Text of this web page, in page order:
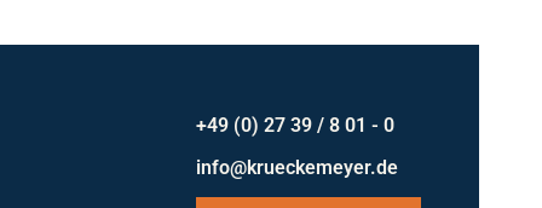
+49 (0) 27 39 / 8 01 - 0
info@krueckemeyer.de